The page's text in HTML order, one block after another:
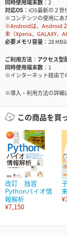
同時使用端末数
2
対応OS
iOS最新の２
※コンテンツの使用にあ
※Androidは、Android２
末（Xperia、GALAXY、
必要メモリ容量
28 MB
ご利用方法
アクセス型
同時使用端末数
1
※インターネット経由で
※導入・利用方法の詳細
この商品を買
改訂 独習
Pythonバイオ情
報解析
¥7,150